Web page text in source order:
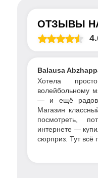
ОТЗЫВЫ
Balausa
Хотела
волейбольному
— и ещё
Магазин
посмотреть,
интернете —
сюрприз. Тут всё